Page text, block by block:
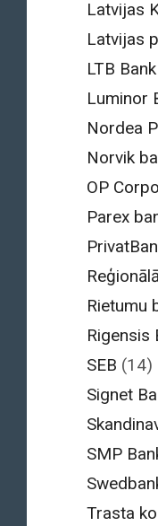
Latvijas
Latvijas
LTB Bank
Luminor
Nordea
Norvik
OP
Parex
Rietumu
Rigensis
SEB (14)
Signet
SMP
Trasta